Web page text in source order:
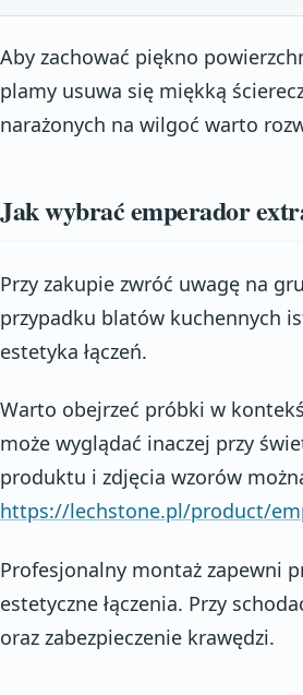
Aby zachować piękno
plamy usuwa się miękką
narażonych na wilgoć warto
Jak wybrać emperador
Przy zakupie zwróć uwagę na
przypadku blatów kuchennych
estetyka łączeń.
Warto obejrzeć próbki w
może wyglądać inaczej przy
produktu i zdjęcia wzorów
https://lechstone.pl/product/
Profesjonalny montaż zapewni
estetyczne łączenia. Przy
oraz zabezpieczenie krawędzi.